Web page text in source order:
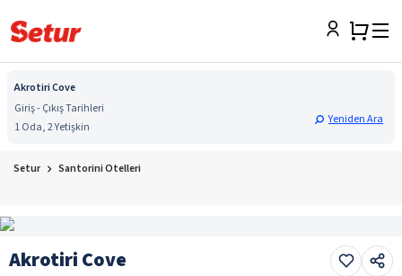
Akrotiri Cove
Giriş - Çıkış Tarihleri
1 Oda, 2 Yetişkin
Yeniden Ara
Setur Santorini Otelleri
Akrotiri Cove